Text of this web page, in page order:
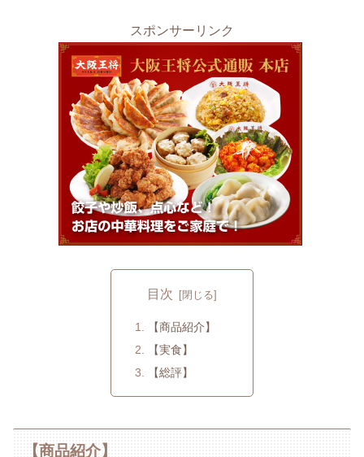
スポンサーリンク
目次
【商品紹介】
【実食】
【総評】
【商品紹介】